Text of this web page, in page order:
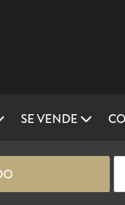
SE VENDE